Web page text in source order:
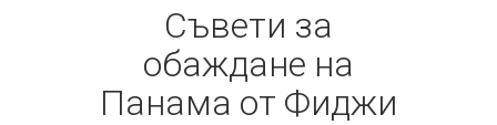
Съвети за
обаждане на
Панама от Фиджи